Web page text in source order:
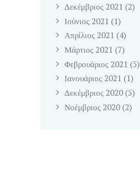
Δεκέμβριος 2021 (2)
Ιούνιος 2021 (1)
Απρίλιος 2021 (4)
Μάρτιος 2021 (7)
Φεβρουάριος 2021 (5)
Ιανουάριος 2021 (1)
Δεκέμβριος 2020 (5)
Νοέμβριος 2020 (2)